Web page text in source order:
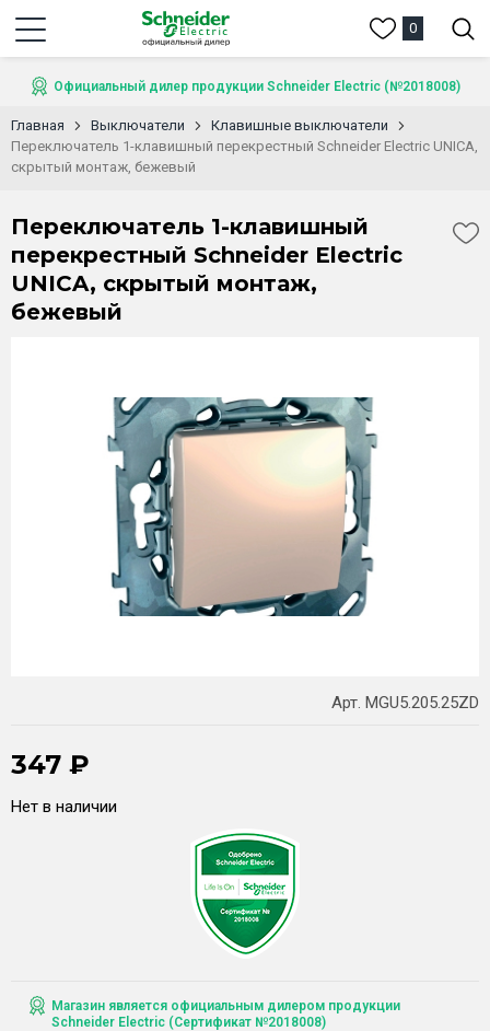
0
Официальный дилер продукции Schneider Electric (№2018008)
Главная Выключатели
Клавишные выключатели
Переключатель 1-клавишный перекрестный Schneider Electric UNICA,
скрытый монтаж, бежевый
Переключатель 1-клавишный
перекрестный Schneider Electric
UNICA, скрытый монтаж,
бежевый
Арт. MGU5.205.25ZD
347 ₽
Нет в наличии
Магазин является официальным дилером продукции
Schneider Electric (Сертификат №2018008)